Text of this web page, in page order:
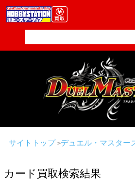
サイトトップ デュエル・マスター
カード買取検索結果